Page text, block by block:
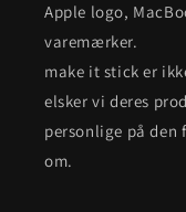
Apple logo,
varemærker.
make it stick er
elsker vi deres
personlige på den
om.